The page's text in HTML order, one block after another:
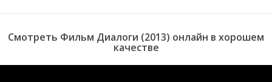
Смотреть Фильм Диалоги (2013) онлайн в хорошем
качестве